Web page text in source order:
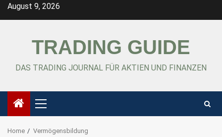
SkipAugust 9, 2026
TRADING GUIDE
DAS TRADING JOURNAL FÜR AKTIEN UND FINANZEN
Primary
Menu
Home Vermögensbildung